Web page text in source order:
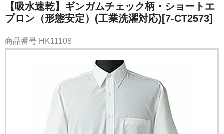
【吸水速乾】ギンガムチェック柄・ショートエ
プロン（形態安定）(工業洗濯対応)[7-CT2573]
商品番号 HK11108